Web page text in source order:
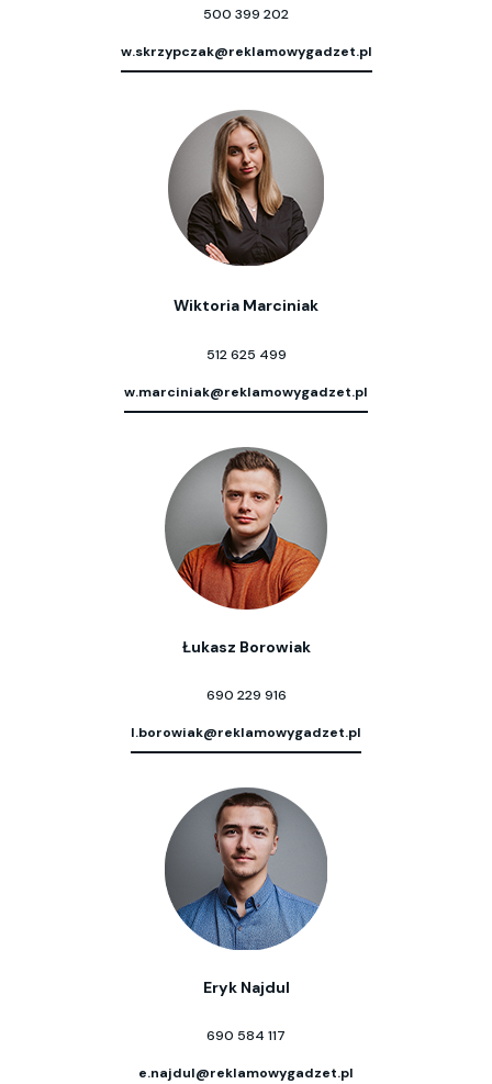
500 399 202
w.skrzypczak@reklamowygadzet.pl
Wiktoria Marciniak
512 625 499
w.marciniak@reklamowygadzet.pl
Łukasz Borowiak
690 229 916
l.borowiak@reklamowygadzet.pl
Eryk Najdul
690 584 117
e.najdul@reklamowygadzet.pl